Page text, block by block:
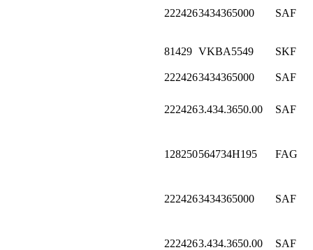
2224263434365000 SAF
81429 VKBA5549 SKF
2224263434365000 SAF
2224263.434.3650.00 SAF
128250564734H195 FAG
2224263434365000 SAF
2224263.434.3650.00 SAF